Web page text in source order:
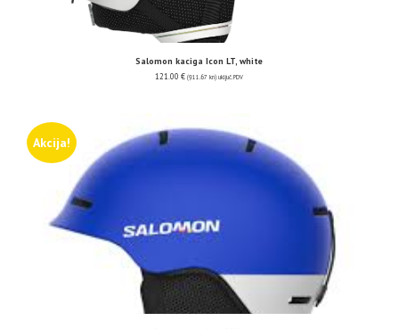
Salomon kaciga Icon LT, white
121.00 € (911.67 kn) uključ. PDV
Akcija!